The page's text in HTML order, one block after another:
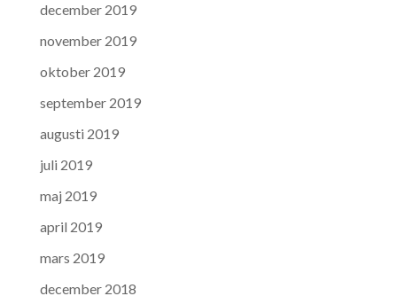
december 2019
november 2019
oktober 2019
september 2019
augusti 2019
juli 2019
maj 2019
april 2019
mars 2019
december 2018